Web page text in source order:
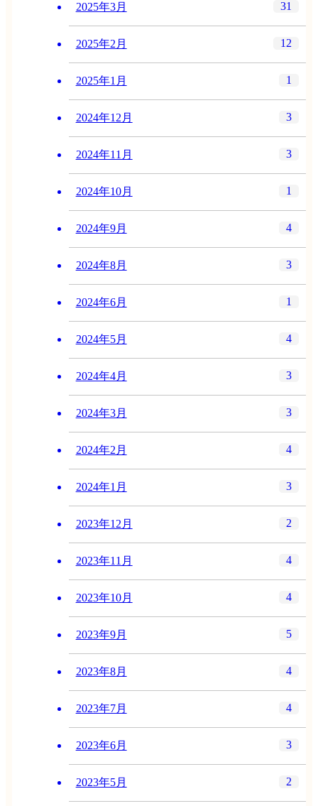
2025年3月 31
2025年2月 12
2025年1月 1
2024年12月 3
2024年11月 3
2024年10月 1
2024年9月 4
2024年8月 3
2024年6月 1
2024年5月 4
2024年4月 3
2024年3月 3
2024年2月 4
2024年1月 3
2023年12月 2
2023年11月 4
2023年10月 4
2023年9月 5
2023年8月 4
2023年7月 4
2023年6月 3
2023年5月 2